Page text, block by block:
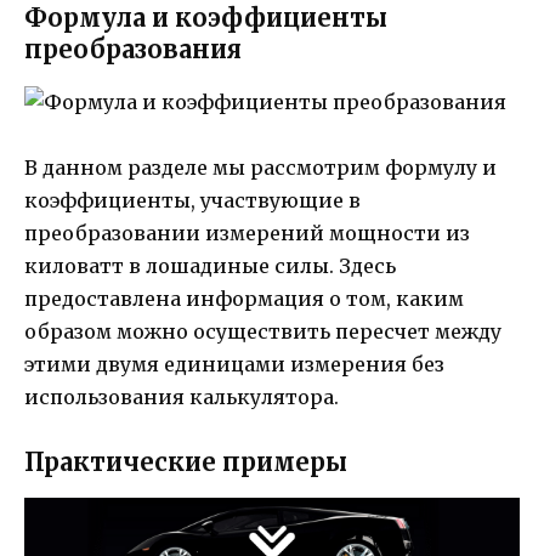
Формула и коэффициенты
преобразования
В данном разделе мы рассмотрим формулу и
коэффициенты, участвующие в
преобразовании измерений мощности из
киловатт в лошадиные силы. Здесь
предоставлена информация о том, каким
образом можно осуществить пересчет между
этими двумя единицами измерения без
использования калькулятора.
Практические примеры